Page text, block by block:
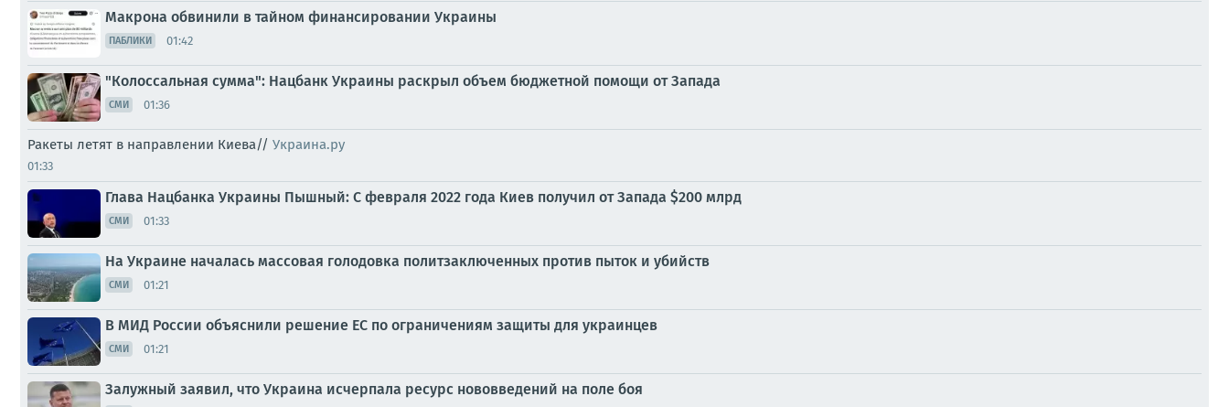
Макрона обвинили в тайном финансировании Украины
ПАБЛИКИ 01:42
"Колоссальная сумма": Нацбанк Украины раскрыл объем бюджетной помощи от Запада
СМИ 01:36
Ракеты летят в направлении Киева// Украина.ру
01:33
Глава Нацбанка Украины Пышный: С февраля 2022 года Киев получил от Запада $200 млрд
СМИ 01:33
На Украине началась массовая голодовка политзаключенных против пыток и убийств
СМИ 01:21
В МИД России объяснили решение ЕС по ограничениям защиты для украинцев
СМИ 01:21
Залужный заявил, что Украина исчерпала ресурс нововведений на поле боя